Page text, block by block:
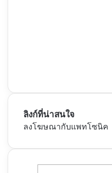
ลิงก์ที่น่าสนใจ
ลงโฆษณากับแพทโซนิค